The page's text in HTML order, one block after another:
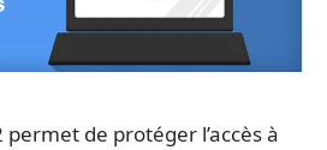
de protéger l’accès à